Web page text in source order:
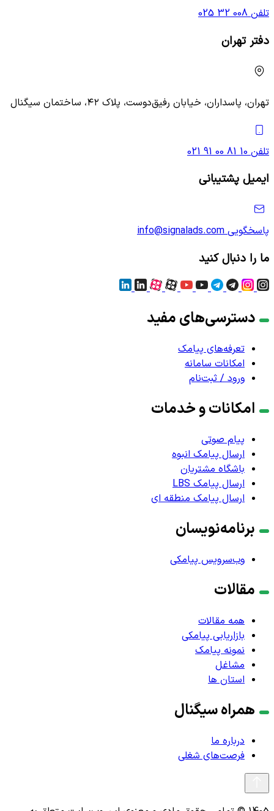
تلفن 025 32 008
دفتر تهران
تهران، پاسداران، خیابان رفیق‌دوست، پلاک ۴۲، ساختمان سیگنال
تلفن 021 91 00 81 10
ایمیل پشتیبانی
پاسخگویی info@signalads.com
ما را دنبال کنید
دسترسی‌های مفید
تعرفه‌های پیامک
امکانات سامانه
ورود / ثبت‌نام
امکانات و خدمات
پیام صوتی
ارسال پیامک انبوه
باشگاه مشتریان
ارسال پیامک LBS
ارسال پیامک منطقه ای
برنامه‌نویسان
وب‌سرویس پیامکی
مقالات
همه مقالات
بازاریابی پیامکی
نمونه پیامک
مشاغل
استان ها
همراه سیگنال
درباره ما
فرصت‌های شغلی